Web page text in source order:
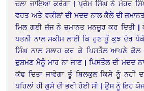
ਚਲਾ ਜਾਇਆ ਕਰੇਗਾ | ਪ੍ਰੇਮ ਸਿੰਘ ਨੇ ਮੇਹਰ
ਵਰਤ ਅਤੇ ਵਕੀਲਾਂ ਦੀ ਮਦਦ ਨਾਲ ਕੈਲੇ ਦੀ
ਮਿਲ ਗਈ ਜੱਜ ਨੇ ਜ਼ਮਾਨਤ ਮਨਜ਼ੂਰ ਕਰ
ਪਤਨੀ ਨਾਲ ਸਕੀਮ ਲਾਈ ਕਿ ਹੁਣ ਤੂੰ ਕੁਝ ਦੇਰ
ਸਿੰਘ ਨਾਲ ਸਲਾਹ ਕਰ ਕੇ ਪਿਸਤੌਲ ਆਪਣੇ ਕੋਲ
ਦੁਸ਼ਮਣ ਮੈਨੂੰ ਮਾਰ ਨਾ ਜਾਣ | ਪਿਸਤੌਲ ਦੀ ਮਦਦ
ਕੱਢ ਦਿਤਾ ਜਾਵੇਗਾ ਤੂੰ ਬਿਲਕੁਲ ਕਿਸੇ ਨੂੰ ਨਹੀਂ
ਪਹਿਲਾਂ ਹੀ ਗੁਸੇ ਦੀ ਭਰੀ ਹੋਈ ਸੀ | ਉਸ ਨੂੰ ਇਹ